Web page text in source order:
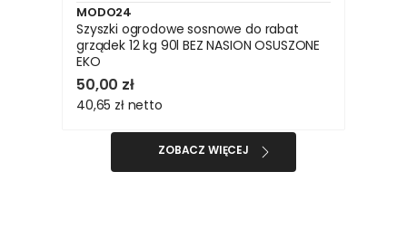
MODO24
Szyszki ogrodowe sosnowe do rabat
grządek 12 kg 90l BEZ NASION OSUSZONE
EKO
50,00 zł
40,65 zł netto
ZOBACZ WIĘCEJ